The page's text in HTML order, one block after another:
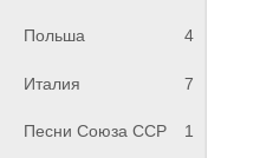
Польша 4
Италия 7
Песни Союза ССР 1